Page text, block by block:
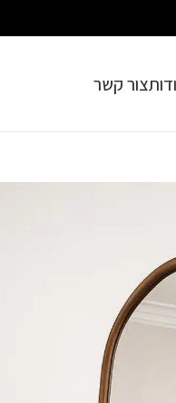
צור קשר